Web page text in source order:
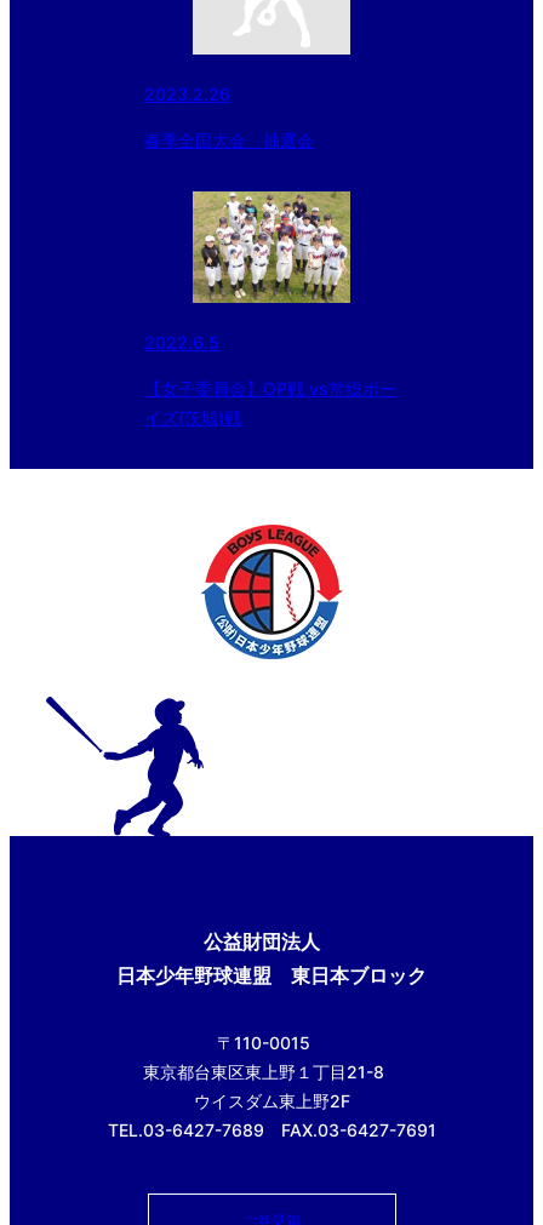
2023.2.26
春季全国大会 抽選会
2022.6.5
【女子委員会】OP戦 vs常総ボー
イズ(茨城)戦
公益財団法人
日本少年野球連盟 東日本ブロック
〒110-0015
東京都台東区東上野１丁目21-8
ウイスダム東上野2F
TEL.03-6427-7689 FAX.03-6427-7691
ご意見箱